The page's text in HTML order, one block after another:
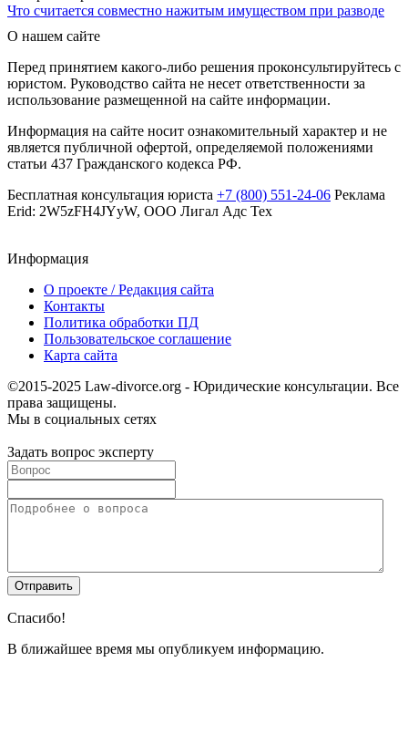
Что считается совместно нажитым имуществом при разводе
О нашем сайте
Перед принятием какого-либо решения проконсультируйтесь с
юристом. Руководство сайта не несет ответственности за
использование размещенной на сайте информации.
Информация на сайте носит ознакомительный характер и не
является публичной офертой, определяемой положениями
статьи 437 Гражданского кодекса РФ.
Бесплатная консультация юриста +7 (800) 551-24-06 Реклама
Erid: 2W5zFH4JYyW, ООО Лигал Адс Тех
Информация
О проекте / Редакция сайта
Контакты
Политика обработки ПД
Пользовательское соглашение
Карта сайта
©2015-2025 Law-divorce.org - Юридические консультации. Все
права защищены.
Мы в социальных сетях
Задать вопрос эксперту
Спасибо!
В ближайшее время мы опубликуем информацию.